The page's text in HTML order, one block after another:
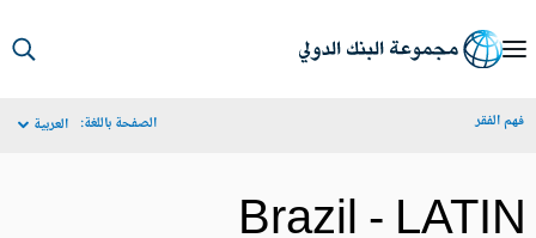
الفقر الصفحة باللغة: العربية